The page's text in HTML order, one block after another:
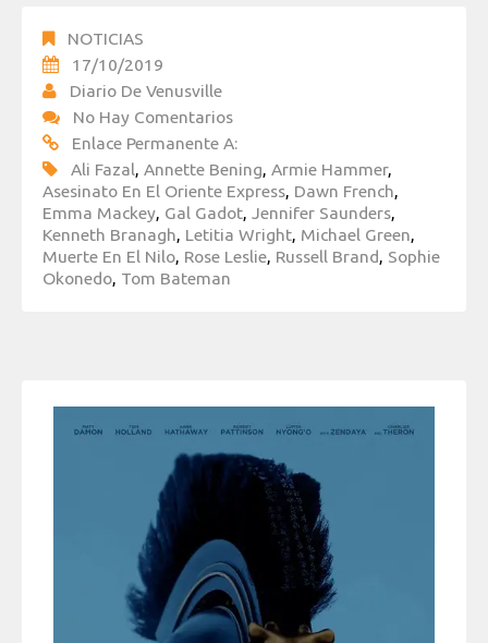
NOTICIAS
17/10/2019
Diario De Venusville
No Hay Comentarios
Enlace Permanente A:
Ali Fazal, Annette Bening, Armie Hammer,
Asesinato En El Oriente Express, Dawn French,
Emma Mackey, Gal Gadot, Jennifer Saunders,
Kenneth Branagh, Letitia Wright, Michael Green,
Muerte En El Nilo, Rose Leslie, Russell Brand, Sophie
Okonedo, Tom Bateman